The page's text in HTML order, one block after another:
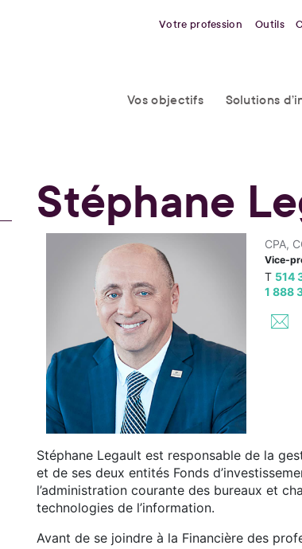
Votre profession Outils
Vos objectifs Solutions
Stéphane
CPA,
Vice-
T 514
1 888
Stéphane Legault est responsable de la
et de ses deux entités Fonds
l’administration courante des bureaux et
technologies de l’information.
Avant de se joindre à la Financière des